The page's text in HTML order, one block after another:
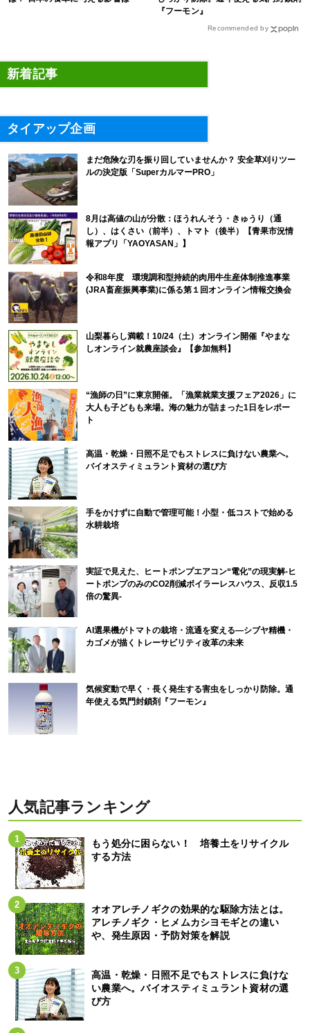
『フーモン』
Recommended by
新着記事
タイアップ企画
まだ危険な刃を振り回していませんか？ 安全草刈りツー
ルの決定版「SuperカルマーPRO」
8月は高値の山が分散：ほうれんそう・きゅうり（通
し）、はくさい（前半）、トマト（後半）【青果市況情
報アプリ「YAOYASAN」】
令和8年度 環境調和型持続的肉用牛生産体制推進事業
(JRA畜産振興事業)に係る第１回オンライン情報交換会
山梨暮らし満載！10/24（土）オンライン開催『やまな
しオンライン就農座談会』【参加無料】
“漁師の日”に東京開催。「漁業就業支援フェア2026」に
大人も子どもも来場。海の魅力が詰まった1日をレポー
ト
高温・乾燥・日照不足でもストレスに負けない農業へ。
バイオスティミュラント資材の選び方
手をかけずに自動で管理可能！小型・低コストで始める
水耕栽培
実証で見えた、ヒートポンプエアコン“電化”の現実解-ヒ
ートポンプのみのCO2削減ボイラーレスハウス、反収1.5
倍の驚異-
AI選果機がトマトの栽培・流通を変える―シブヤ精機・
カゴメが描くトレーサビリティ改革の未来
気候変動で早く・長く発生する害虫をしっかり防除。通
年使える気門封鎖剤『フーモン』
人気記事ランキング
もう処分に困らない！ 培養土をリサイクル
する方法
オオアレチノギクの効果的な駆除方法とは。
アレチノギク・ヒメムカシヨモギとの違い
や、発生原因・予防対策を解説
高温・乾燥・日照不足でもストレスに負けな
い農業へ。バイオスティミュラント資材の選
び方